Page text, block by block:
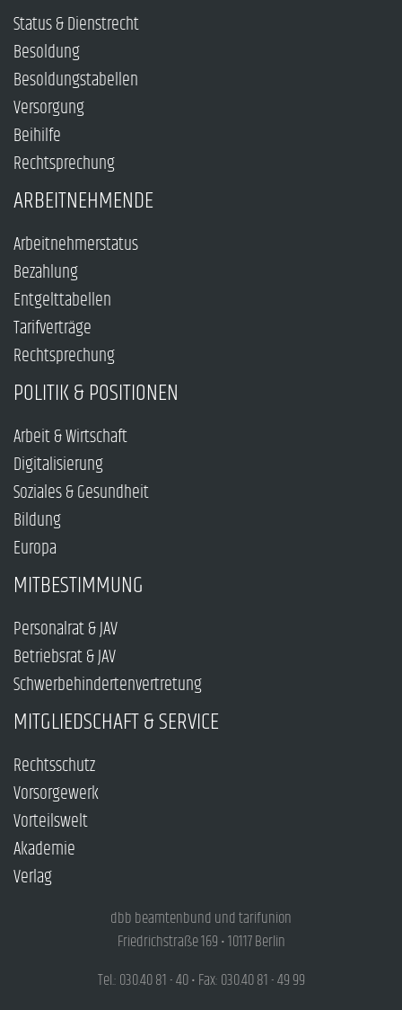
Status & Dienstrecht
Besoldung
Besoldungstabellen
Versorgung
Beihilfe
Rechtsprechung
ARBEITNEHMENDE
Arbeitnehmerstatus
Bezahlung
Entgelttabellen
Tarifverträge
Rechtsprechung
POLITIK & POSITIONEN
Arbeit & Wirtschaft
Digitalisierung
Soziales & Gesundheit
Bildung
Europa
MITBESTIMMUNG
Personalrat & JAV
Betriebsrat & JAV
Schwerbehindertenvertretung
MITGLIEDSCHAFT & SERVICE
Rechtsschutz
Vorsorgewerk
Vorteilswelt
Akademie
Verlag
dbb beamtenbund und tarifunion
Friedrichstraße 169 • 10117 Berlin
Tel.: 030.40 81 - 40 • Fax: 030.40 81 - 49 99